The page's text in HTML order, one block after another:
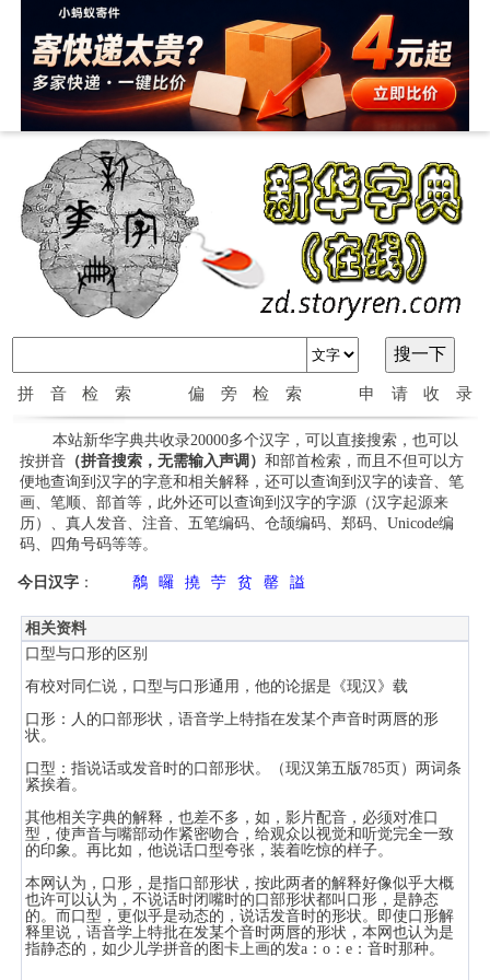
拼音检索 偏旁检索 申请收录
本站新华字典共收录20000多个汉字，可以直接搜索，也可以
按拼音（拼音搜索，无需输入声调） 和部首检索，而且不但可以方
便地查询到汉字的字意和相关解释，还可以查询到汉字的读音、笔
画、笔顺、部首等，此外还可以查询到汉字的字源（汉字起源来
历）、真人发音、注音、五笔编码、仓颉编码、郑码、Unicode编
码、四角号码等等。
今日汉字 ： 鷮 曪 撓 苧 贫 罄 謚
相关资料
口型与口形的区别
有校对同仁说，口型与口形通用，他的论据是《现汉》载
口形：人的口部形状，语音学上特指在发某个声音时两唇的形
状。
口型：指说话或发音时的口部形状。（现汉第五版785页）两词条
紧挨着。
其他相关字典的解释，也差不多，如，影片配音，必须对准口
型，使声音与嘴部动作紧密吻合，给观众以视觉和听觉完全一致
的印象。再比如，他说话口型夸张，装着吃惊的样子。
本网认为，口形，是指口部形状，按此两者的解释好像似乎大概
也许可以认为，不说话时闭嘴时的口部形状都叫口形，是静态
的。而口型，更似乎是动态的，说话发音时的形状。即使口形解
释里说，语音学上特批在发某个音时两唇的形状，本网也认为是
指静态的，如少儿学拼音的图卡上画的发a：o：e：音时那种。